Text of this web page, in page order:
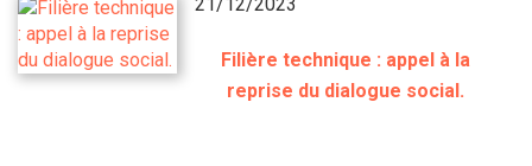
Filière technique : appel à la
reprise du dialogue social.